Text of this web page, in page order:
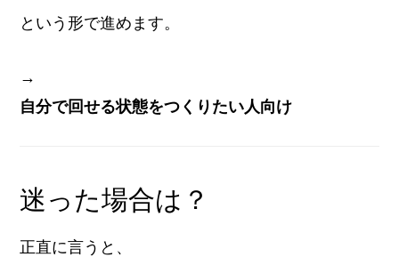
という形で進めます。
→
自分で回せる状態をつくりたい人向け
迷った場合は？
正直に言うと、